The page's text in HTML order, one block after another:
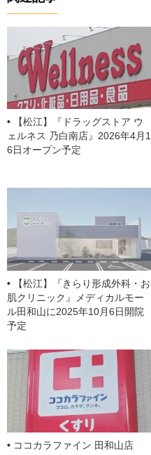
o
o
k
s
【松江】『ドラッグストア ウ
ェルネス 乃白南店』2026年4月1
6日オープン予定
【松江】『きらり形成外科・お
肌クリニック』メディカルモー
ル田和山に2025年10月6日開院
予定
ココカラファイン 田和山店